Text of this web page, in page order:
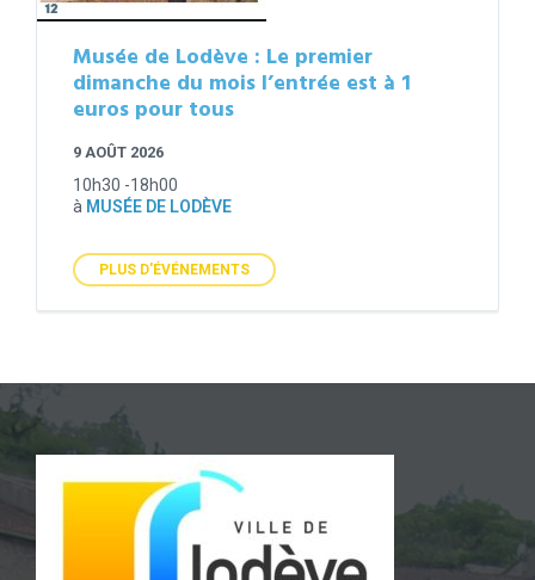
Musée de Lodève : Le premier
dimanche du mois l’entrée est à 1
euros pour tous
9 AOÛT 2026
10h30 -18h00
à MUSÉE DE LODÈVE
PLUS D'ÉVÉNEMENTS